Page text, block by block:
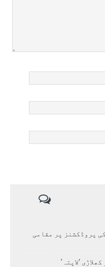
پروڈکشنز پر مقامی
‘لاپتہ’